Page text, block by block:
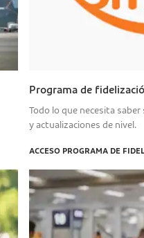
Programa de
Todo lo que necesita
y actualizaciones de nivel.
ACCESO PROGRAMA DE